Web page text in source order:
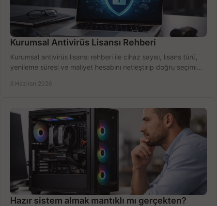
Kurumsal Antivirüs Lisansı Rehberi
Kurumsal antivirüs lisansı rehberi ile cihaz sayısı, lisans türü,
yenileme süresi ve maliyet hesabını netleştirip doğru seçimi
6 Haziran 2026
Hazır sistem almak mantıklı mı gerçekten?